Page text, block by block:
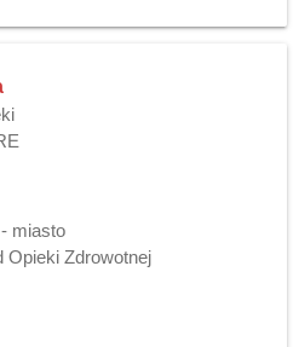
miasto
Opieki Zdrowotnej